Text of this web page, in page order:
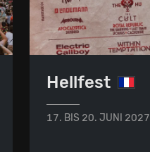
Hellfest
17. BIS 20. JUNI 2027